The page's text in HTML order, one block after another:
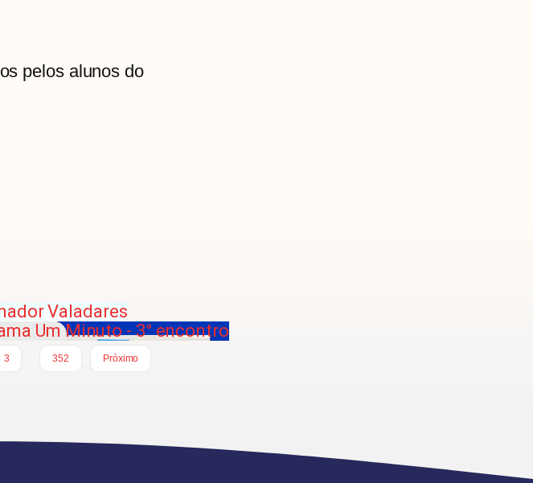
pelos alunos do
Valadares
Um Minuto - 3° encontro
3
352
Próximo